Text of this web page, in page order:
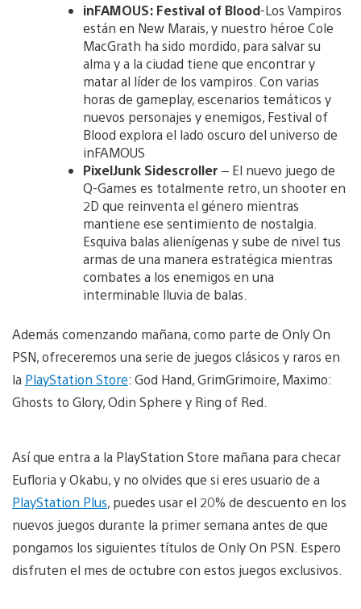
inFAMOUS: Festival of Blood-Los Vampiros
están en New Marais, y nuestro héroe Cole
MacGrath ha sido mordido, para salvar su
alma y a la ciudad tiene que encontrar y
matar al líder de los vampiros. Con varias
horas de gameplay, escenarios temáticos y
nuevos personajes y enemigos, Festival of
Blood explora el lado oscuro del universo de
inFAMOUS
PixelJunk Sidescroller – El nuevo juego de
Q-Games es totalmente retro, un shooter en
2D que reinventa el género mientras
mantiene ese sentimiento de nostalgia.
Esquiva balas alienígenas y sube de nivel tus
armas de una manera estratégica mientras
combates a los enemigos en una
interminable lluvia de balas.
Además comenzando mañana, como parte de Only On
PSN, ofreceremos una serie de juegos clásicos y raros en
la PlayStation Store: God Hand, GrimGrimoire, Maximo:
Ghosts to Glory, Odin Sphere y Ring of Red.
Así que entra a la PlayStation Store mañana para checar
Eufloria y Okabu, y no olvides que si eres usuario de a
PlayStation Plus, puedes usar el 20% de descuento en los
nuevos juegos durante la primer semana antes de que
pongamos los siguientes títulos de Only On PSN. Espero
disfruten el mes de octubre con estos juegos exclusivos.